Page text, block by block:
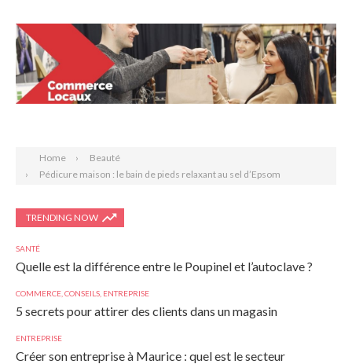
Home
Beauté
Pédicure maison : le bain de pieds relaxant au sel d’Epsom
TRENDING NOW
SANTÉ
Quelle est la différence entre le Poupinel et l’autoclave ?
COMMERCE CONSEILS ENTREPRISE
5 secrets pour attirer des clients dans un magasin
ENTREPRISE
Créer son entreprise à Maurice : quel est le secteur